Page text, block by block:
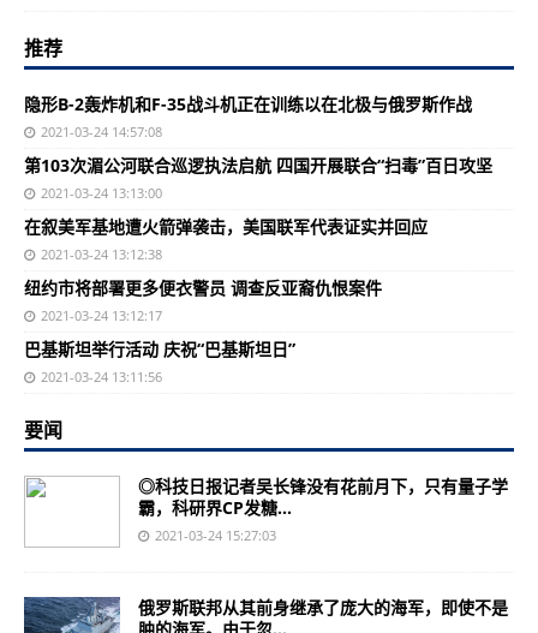
推荐
隐形B-2轰炸机和F-35战斗机正在训练以在北极与俄罗斯作战
2021-03-24 14:57:08
第103次湄公河联合巡逻执法启航 四国开展联合“扫毒”百日攻坚
2021-03-24 13:13:00
在叙美军基地遭火箭弹袭击，美国联军代表证实并回应
2021-03-24 13:12:38
纽约市将部署更多便衣警员 调查反亚裔仇恨案件
2021-03-24 13:12:17
巴基斯坦举行活动 庆祝“巴基斯坦日”
2021-03-24 13:11:56
要闻
◎科技日报记者吴长锋没有花前月下，只有量子学
霸，科研界CP发糖...
2021-03-24 15:27:03
俄罗斯联邦从其前身继承了庞大的海军，即使不是